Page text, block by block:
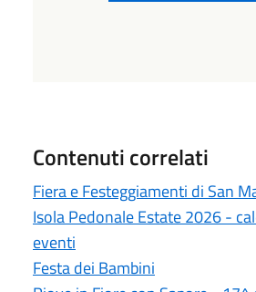
Contenuti correlati
Fiera e Festeggiamenti di San
Isola Pedonale Estate 2026 -
eventi
Festa dei Bambini